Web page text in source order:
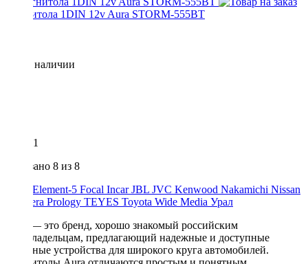
Магнитола 1DIN 12v Aura STORM-555BT
Нет в наличии
1
Показано 8 из 8
Element-5 Focal Incar JBL JVC Kenwood Nakamichi Nissan
Premiera Prology TEYES Toyota Wide Media Урал
Aura — это бренд, хорошо знакомый российским
автовладельцам, предлагающий надежные и доступные
головные устройства для широкого круга автомобилей.